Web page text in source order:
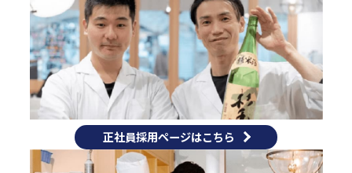
正社員採用ページはこちら